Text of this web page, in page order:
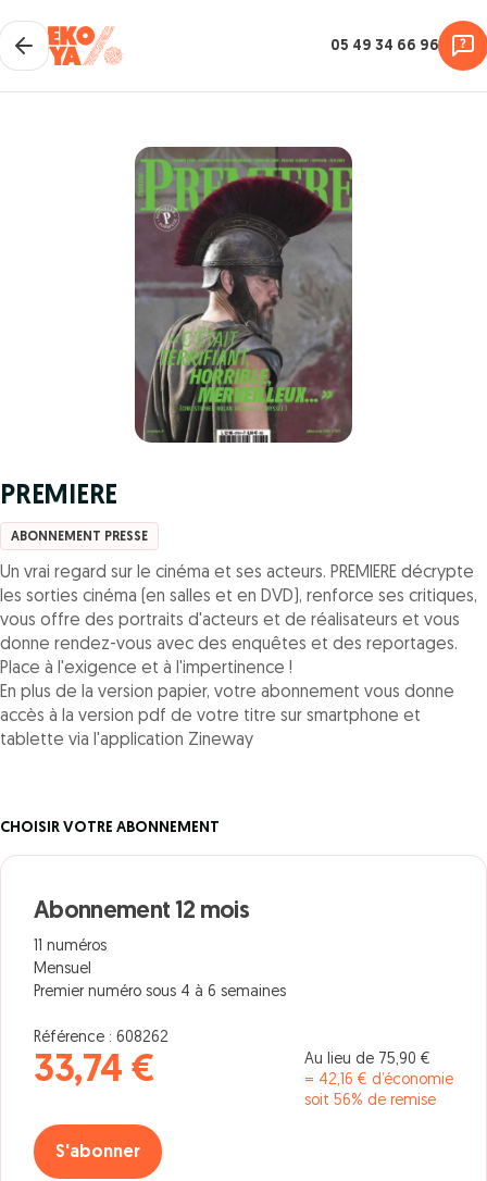
05 49 34 66 96
PREMIERE
ABONNEMENT PRESSE
Un vrai regard sur le cinéma et ses acteurs. PREMIERE décrypte
les sorties cinéma (en salles et en DVD), renforce ses critiques,
vous offre des portraits d'acteurs et de réalisateurs et vous
donne rendez-vous avec des enquêtes et des reportages.
Place à l'exigence et à l'impertinence !
En plus de la version papier, votre abonnement vous donne
accès à la version pdf de votre titre sur smartphone et
tablette via l'application Zineway
CHOISIR VOTRE ABONNEMENT
Abonnement 12 mois
11 numéros
Mensuel
Premier numéro sous 4 à 6 semaines
Référence : 608262
33,74 €
Au lieu de 75,90 €
= 42,16 € d’économie
soit 56% de remise
S'abonner